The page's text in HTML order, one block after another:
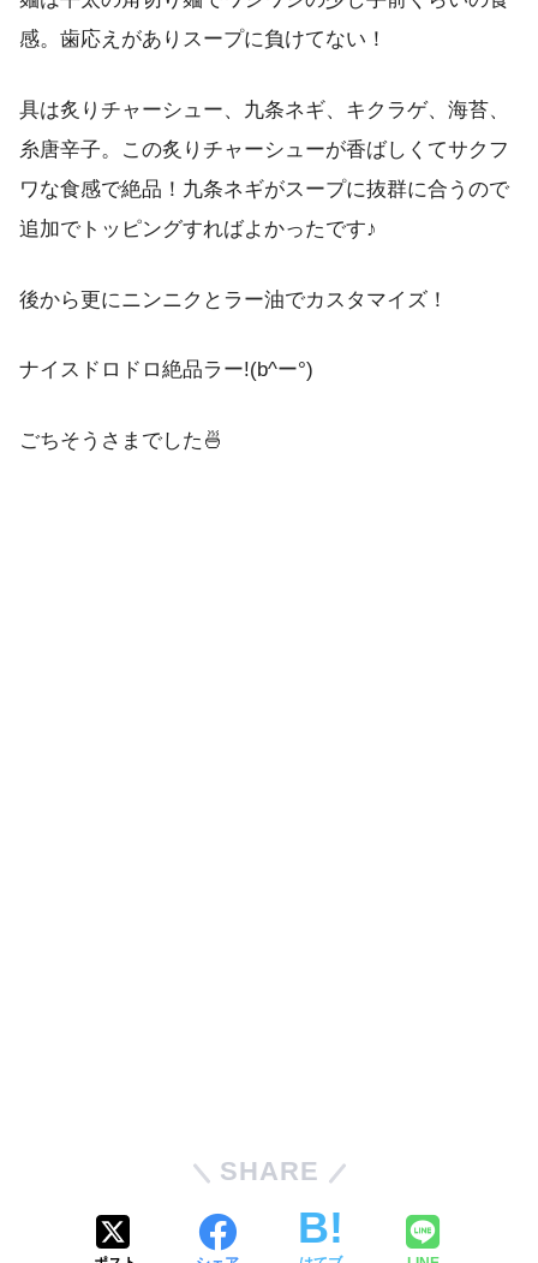
感。歯応えがありスープに負けてない！
具は炙りチャーシュー、九条ネギ、キクラゲ、海苔、
糸唐辛子。この炙りチャーシューが香ばしくてサクフ
ワな食感で絶品！九条ネギがスープに抜群に合うので
追加でトッピングすればよかったです♪
後から更にニンニクとラー油でカスタマイズ！
ナイスドロドロ絶品ラー!(b^ー°)
ごちそうさまでした🍜
SHARE